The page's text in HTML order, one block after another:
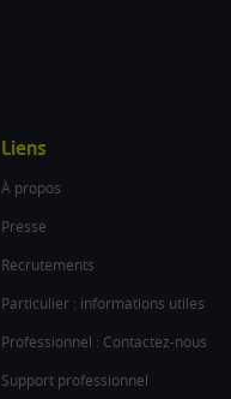
Liens
À propos
Presse
Recrutements
Particulier : informations utiles
Professionnel : Contactez-nous
Support professionnel